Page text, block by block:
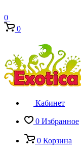
0
0
Кабинет
0 Избранное
0 Корзина